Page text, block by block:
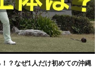
？なぜ1人だけ初めての沖縄